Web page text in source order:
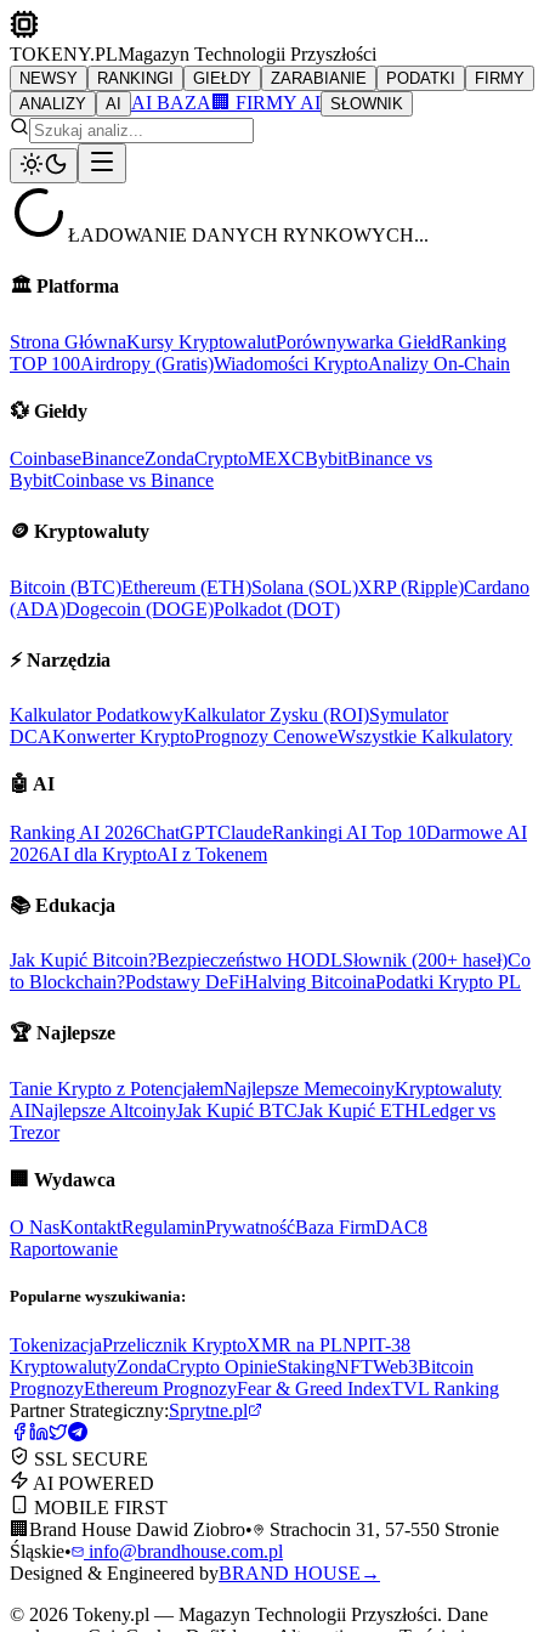
TOKENY.PLMagazyn Technologii Przyszłości
NEWSY RANKINGI GIEŁDY ZARABIANIE PODATKI
FIRMY
ANALIZY
AI AI BAZA 🏢 FIRMY AI SŁOWNIK
ŁADOWANIE DANYCH RYNKOWYCH...
🏛️ Platforma
Strona GłównaKursy KryptowalutPorównywarka GiełdRanking
TOP 100Airdropy (Gratis)Wiadomości KryptoAnalizy On-Chain
💱 Giełdy
CoinbaseBinanceZondaCryptoMEXCBybitBinance vs
BybitCoinbase vs Binance
🪙 Kryptowaluty
Bitcoin (BTC)Ethereum (ETH)Solana (SOL)XRP (Ripple)Cardano
(ADA)Dogecoin (DOGE)Polkadot (DOT)
⚡ Narzędzia
Kalkulator PodatkowyKalkulator Zysku (ROI)Symulator
DCAKonwerter KryptoPrognozy CenoweWszystkie Kalkulatory
🤖 AI
Ranking AI 2026ChatGPTClaudeRankingi AI Top 10Darmowe AI
2026AI dla KryptoAI z Tokenem
📚 Edukacja
Jak Kupić Bitcoin?Bezpieczeństwo HODLSłownik (200+ haseł)Co
to Blockchain?Podstawy DeFiHalving BitcoinaPodatki Krypto PL
🏆 Najlepsze
Tanie Krypto z PotencjałemNajlepsze MemecoinyKryptowaluty
AINajlepsze AltcoinyJak Kupić BTCJak Kupić ETHLedger vs
Trezor
🏢 Wydawca
O NasKontaktRegulaminPrywatnośćBaza FirmDAC8
Raportowanie
Popularne wyszukiwania:
TokenizacjaPrzelicznik KryptoXMR na PLNPIT-38
KryptowalutyZondaCrypto OpinieStakingNFTWeb3Bitcoin
PrognozyEthereum PrognozyFear & Greed IndexTVL Ranking
Partner Strategiczny:Sprytne.pl
SSL SECURE
AI POWERED
MOBILE FIRST
🏢 Brand House Dawid Ziobro•
Strachocin 31, 57-550 Stronie
Śląskie•
info@brandhouse.com.pl
Designed & Engineered byBRAND HOUSE →
© 2026 Tokeny.pl — Magazyn Technologii Przyszłości. Dane